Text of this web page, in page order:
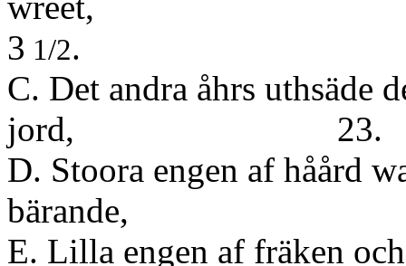
3 1/2.
C. Det andra åhrs uthsäde
jord, 23.
D. Stoora engen af håård
E. Lilla engen af fräken